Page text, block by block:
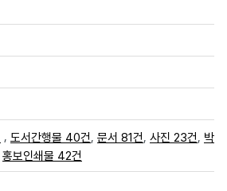
, 도서간행물 40건 문서 81건 사진 23건
박
홍보인쇄물 42건